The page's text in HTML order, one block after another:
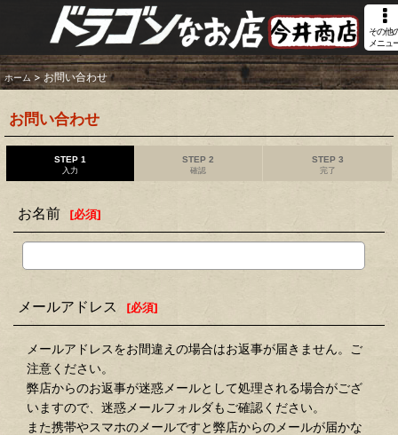
その他
メニュ
ホーム > お問い合わせ
お問い合わせ
STEP 1
入力
STEP 2
確認
STEP 3
完了
お名前 [必須]
メールアドレス [必須]
メールアドレスをお間違えの場合はお返事が届きません。ご
注意ください。
弊店からのお返事が迷惑メールとして処理される場合がござ
いますので、迷惑メールフォルダもご確認ください。
また携帯やスマホのメールですと弊店からのメールが届かな